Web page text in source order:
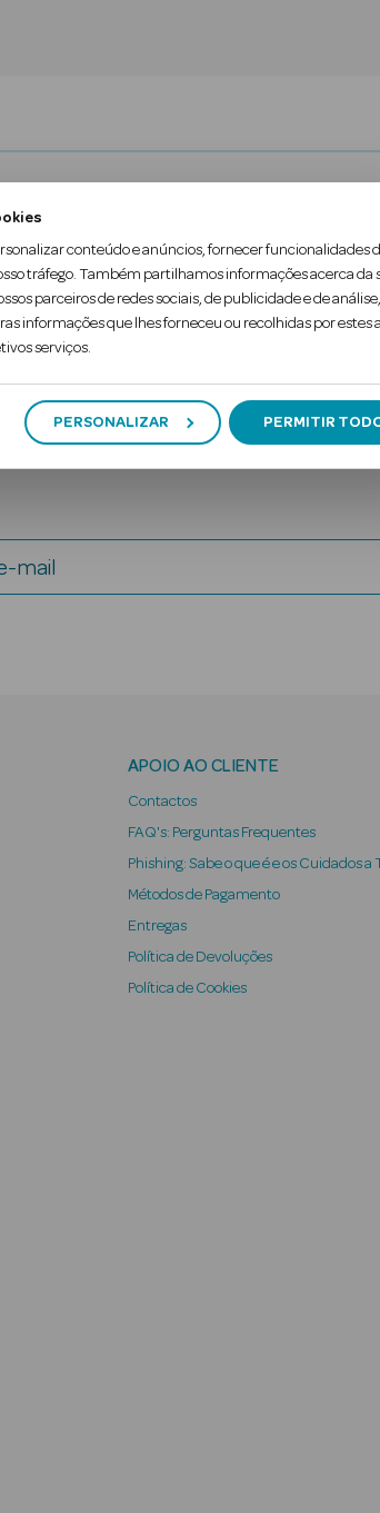
conteúdo e anúncios, fornecer funcionalidades
tráfego. Também partilhamos informações acerca da
parceiros de redes sociais, de publicidade e de
informações que lhes forneceu ou recolhidas por estes
serviços.
PERSONALIZAR PERMITIR
9 em cada 10 pais concordam:
de quem estiver a cuidar do bebé.
mail
APOIO AO CLIENTE
Contactos
FAQ's: Perguntas Frequentes
Phishing: Sabe o que é e os Cuidados a
Métodos de Pagamento
Entregas
Política de Devoluções
Política de Cookies